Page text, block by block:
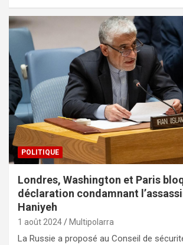
POLITIQUE
Londres, Washington et Paris
déclaration condamnant
Haniyeh
1 août 2024 Multipolarra
La Russie a proposé au Conseil de